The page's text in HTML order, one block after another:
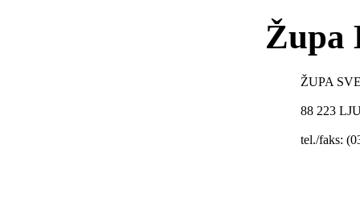
Župa
ŽUPA
88 223
tel./faks: